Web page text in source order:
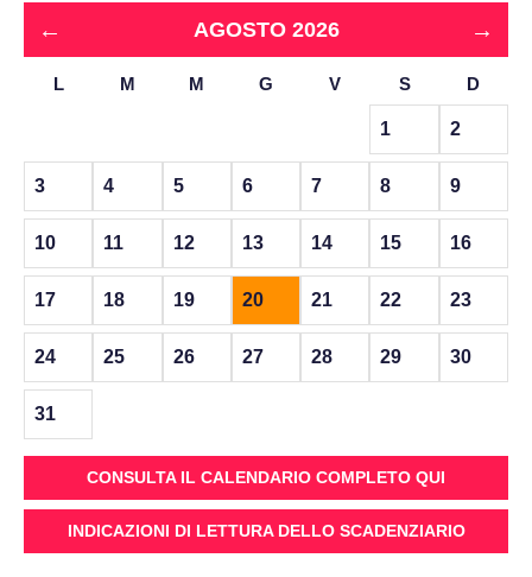
← AGOSTO 2026 →
L M M G V S D
1 2
3 4 5 6 7 8 9
10 11 12 13 14 15 16
17 18 19 20 21 22 23
24 25 26 27 28 29 30
31
CONSULTA IL CALENDARIO COMPLETO QUI
INDICAZIONI DI LETTURA DELLO SCADENZIARIO